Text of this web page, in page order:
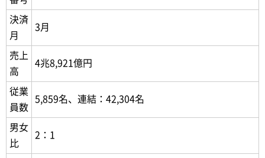
決済
月
3月
売上
高
4兆8,921億円
従業
員数
5,859名、連結：42,304名
男女
比
2：1